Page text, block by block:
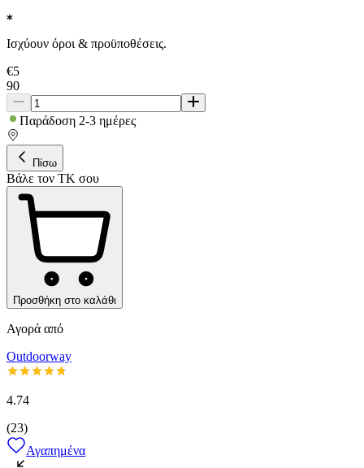
Ισχύουν όροι & προϋποθέσεις.
€5
90
Παράδοση 2-3 ημέρες
Πίσω
Βάλε τον ΤΚ σου
Προσθήκη στο καλάθι
Αγορά από
Outdoorway
4.74
(23)
Αγαπημένα